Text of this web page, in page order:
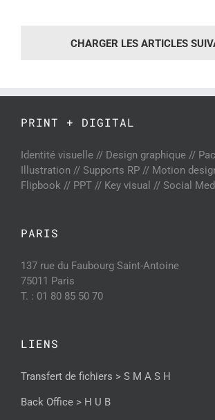
CHARGER LES ARTICLES
PRINT + DIGITAL
Identité visuelle // Design graphique //
Illustration // Supports RP // Motion
Flipbook // PPT // Key visual // Social
PARIS
137 rue du Faubourg Saint-Antoine
75011 Paris
T. : 01 80 85 50 70
LIENS
Transfert de fichiers > S M A S H
Back Office > H U B